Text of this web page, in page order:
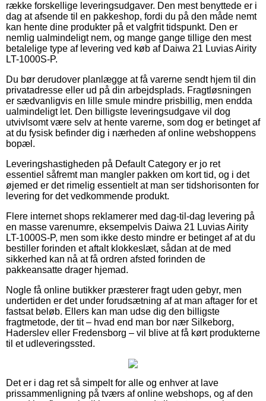
række forskellige leveringsudgaver. Den mest benyttede er i
dag at afsende til en pakkeshop, fordi du på den måde nemt
kan hente dine produkter på et valgfrit tidspunkt. Den er
nemlig ualmindeligt nem, og mange gange tillige den mest
betalelige type af levering ved køb af Daiwa 21 Luvias Airity
LT-1000S-P.
Du bør derudover planlægge at få varerne sendt hjem til din
privatadresse eller ud på din arbejdsplads. Fragtløsningen
er sædvanligvis en lille smule mindre prisbillig, men endda
ualmindeligt let. Den billigste leveringsudgave vil dog
utvivlsomt være selv at hente varerne, som dog er betinget af
at du fysisk befinder dig i nærheden af online webshoppens
bopæl.
Leveringshastigheden på Default Category er jo ret
essentiel såfremt man mangler pakken om kort tid, og i det
øjemed er det rimelig essentielt at man ser tidshorisonten for
levering for det vedkommende produkt.
Flere internet shops reklamerer med dag-til-dag levering på
en masse varenumre, eksempelvis Daiwa 21 Luvias Airity
LT-1000S-P, men som ikke desto mindre er betinget af at du
bestiller forinden et aftalt klokkeslæt, sådan at de med
sikkerhed kan nå at få ordren afsted forinden de
pakkeansatte drager hjemad.
Nogle få online butikker præsterer fragt uden gebyr, men
undertiden er det under forudsætning af at man aftager for et
fastsat beløb. Ellers kan man udse dig den billigste
fragtmetode, der tit – hvad end man bor nær Silkeborg,
Haderslev eller Fredensborg – vil blive at få kørt produkterne
til et udleveringssted.
Det er i dag ret så simpelt for alle og enhver at lave
prissammenligning på tværs af online webshops, og af den